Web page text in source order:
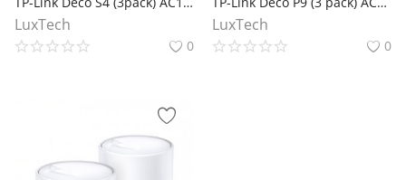
LuxTech
0
LuxTech
0